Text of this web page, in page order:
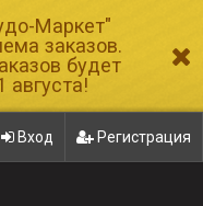
Маркет"
заказов.
будет
августа!
Вход Регистрация